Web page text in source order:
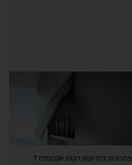
פתרונות לחזיתות דקות אקספנדו T